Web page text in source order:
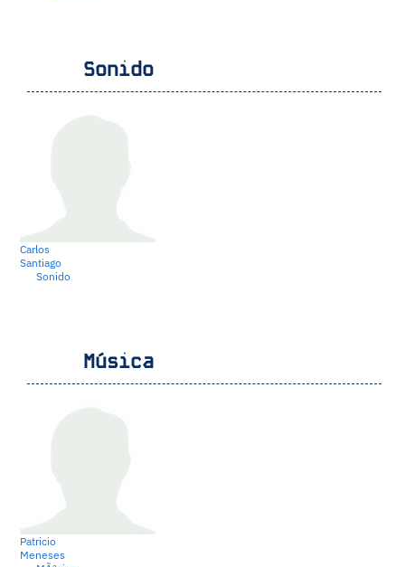
Sonido
Carlos
Santiago
Sonido
Música
Patricio
Meneses